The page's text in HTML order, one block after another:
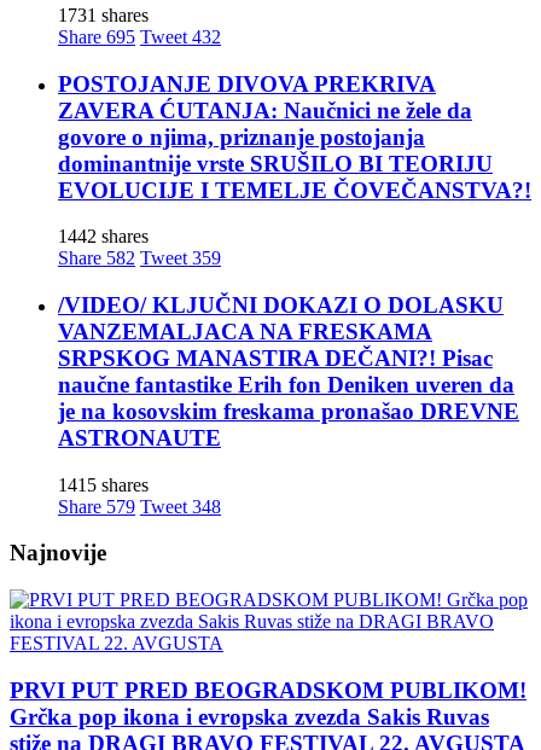
1731 shares
Share 695 Tweet 432
POSTOJANJE DIVOVA PREKRIVA
ZAVERA ĆUTANJA: Naučnici ne žele da
govore o njima, priznanje postojanja
dominantnije vrste SRUŠILO BI TEORIJU
EVOLUCIJE I TEMELJE ČOVEČANSTVA?!
1442 shares
Share 582 Tweet 359
/VIDEO/ KLJUČNI DOKAZI O DOLASKU
VANZEMALJACA NA FRESKAMA
SRPSKOG MANASTIRA DEČANI?! Pisac
naučne fantastike Erih fon Deniken uveren da
je na kosovskim freskama pronašao DREVNE
ASTRONAUTE
1415 shares
Share 579 Tweet 348
Najnovije
PRVI PUT PRED BEOGRADSKOM PUBLIKOM!
Grčka pop ikona i evropska zvezda Sakis Ruvas
stiže na DRAGI BRAVO FESTIVAL 22. AVGUSTA